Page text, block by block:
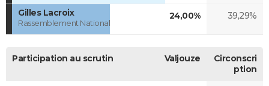
Gilles Lacroix
Rassemblement National
24,00% 39,29%
Participation au scrutin Valjouze
Circonscri
ption